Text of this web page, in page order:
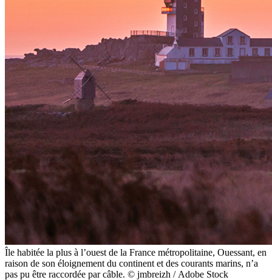
Île habitée la plus à l’ouest de la France métropolitaine, Ouessant, en
raison de son éloignement du continent et des courants marins, n’a
pas pu être raccordée par câble. © jmbreizh / Adobe Stock